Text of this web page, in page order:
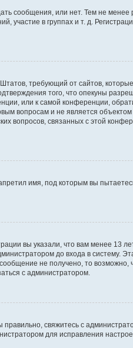
сообщения, или нет. Тем не менее
в группах и т. д.
требующий от сайтов,
того, что опекуны
или к самой конференции,
вопросам и не является объектом
вопросов, связанных с этой
имя, под которым вы
вы указали, что вам менее 13
до входа в систему.
не получено, то возможно,
с администратором.
свяжитесь с
для исправления